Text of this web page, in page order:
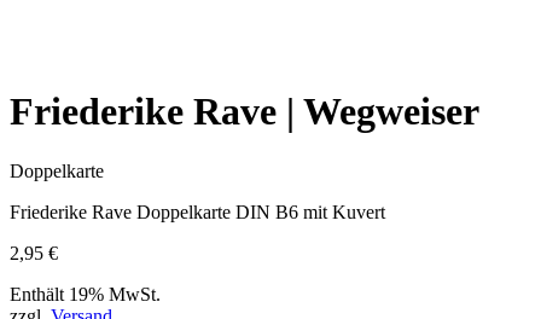
Friederike Rave | Wegweiser
Doppelkarte
Friederike Rave Doppelkarte DIN B6 mit Kuvert
2,95 €
Enthält 19% MwSt.